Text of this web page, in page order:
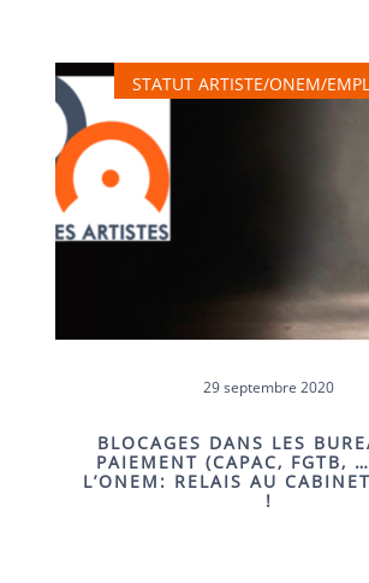
STATUT ARTISTE/ONEM/
29 septembre 2020
BLOCAGES DANS LES
PAIEMENT (CAPAC, FGTB,
L’ONEM: RELAIS AU
!